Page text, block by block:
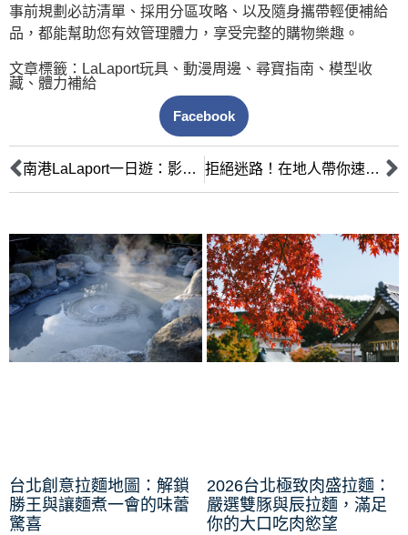
事前規劃必訪清單、採用分區攻略、以及隨身攜帶輕便補給
品，都能幫助您有效管理體力，享受完整的購物樂趣。
文章標籤： LaLaport玩具 、 動漫周邊 、 尋寶指南 、 模型收
藏 、 體力補給
Facebook
南港LaLaport一日遊：影迷美食家必訪！嚴選影城體驗與日式拉麵饗宴 拒絕迷路！在地人帶你速通南港LaLaport，直奔五樓鎖定職人級日式拉麵
台北創意拉麵地圖：解鎖
勝王與讓麵煮一會的味蕾
驚喜
2026台北極致肉盛拉麵：
嚴選雙豚與辰拉麵，滿足
你的大口吃肉慾望